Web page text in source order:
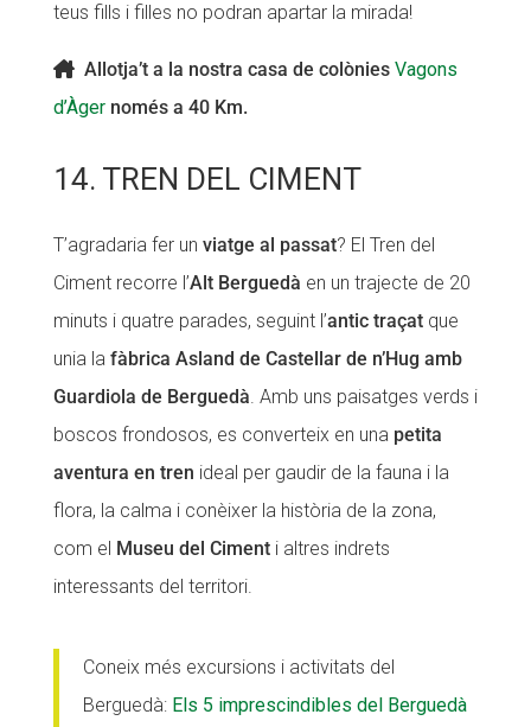
teus fills i filles no podran apartar la mirada!
Allotja’t a la nostra casa de colònies Vagons
d’Àgernomés a 40 Km.
14. TREN DEL CIMENT
T’agradaria fer un viatge al passat? El Tren del
Ciment recorre l’Alt Berguedà en un trajecte de 20
minuts i quatre parades, seguint l’antic traçatque
unia la fàbrica Asland de Castellar de n’Hug amb
Guardiola de Berguedà. Amb uns paisatges verds i
boscos frondosos, es converteix en una petita
aventura en tren ideal per gaudir de la fauna i la
flora, la calma i conèixer la història de la zona,
com el Museu del Cimenti altres indrets
interessants del territori.
Coneix més excursions i activitats del
Berguedà: Els 5 imprescindibles del Berguedà